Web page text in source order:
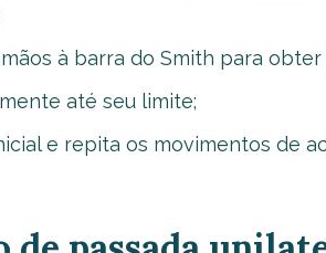
à barra do Smith para obter
até seu limite;
e repita os movimentos de